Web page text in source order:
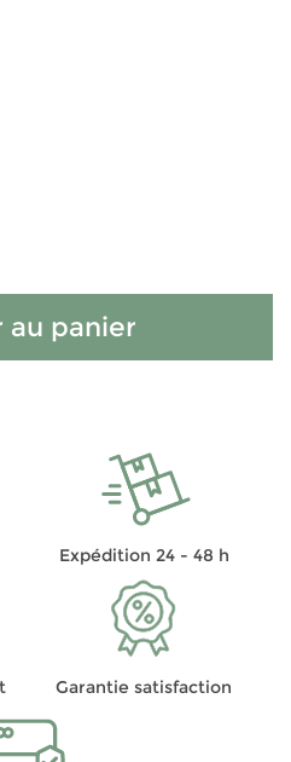
au panier
Expédition 24 - 48 h
Garantie satisfaction